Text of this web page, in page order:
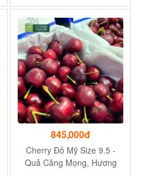
Nhập khẩu trực tiếp
845,000đ
Cherry Đỏ Mỹ Size 9.5 -
Quả Căng Mọng, Hương